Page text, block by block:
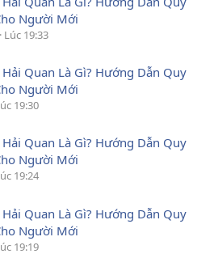
Người Mới
Lúc 19:33
Hải Quan Là Gì? Hướng Dẫn Quy
Người Mới
19:30
Hải Quan Là Gì? Hướng Dẫn Quy
Người Mới
19:24
Hải Quan Là Gì? Hướng Dẫn Quy
Người Mới
19:19